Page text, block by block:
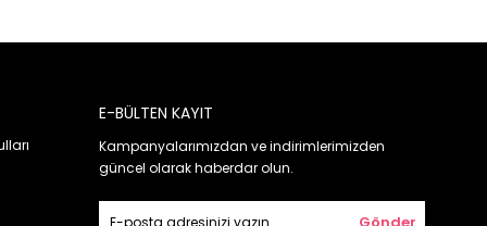
E-BÜLTEN KAYIT
Kampanyalarımızdan ve indirimlerimizden
güncel olarak haberdar olun.